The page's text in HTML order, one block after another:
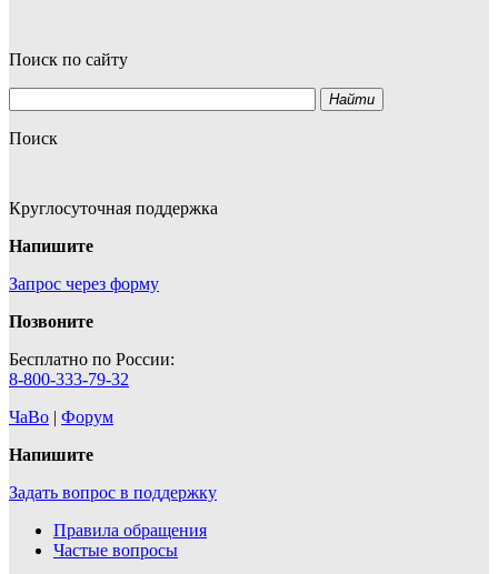
Поиск по сайту
Найти
Поиск
Круглосуточная поддержка
Напишите
Запрос через форму
Позвоните
Бесплатно по России:
8-800-333-79-32
ЧаВо | Форум
Напишите
Задать вопрос в поддержку
Правила обращения
Частые вопросы